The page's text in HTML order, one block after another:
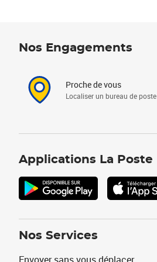
Nos Engagements
Proche de vous
Localiser un bureau de poste
Applications La Poste
Nos Services